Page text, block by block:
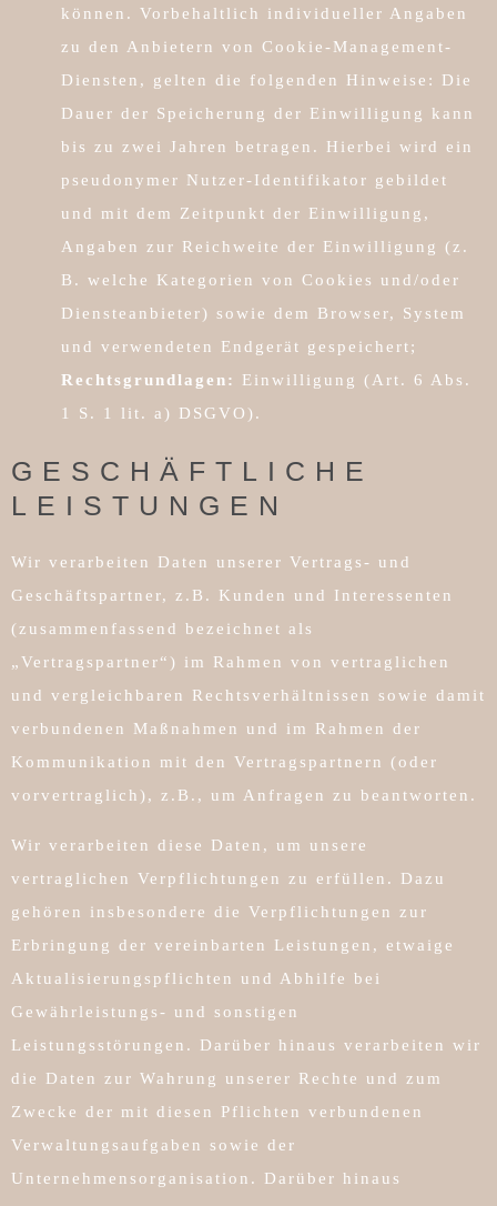
können. Vorbehaltlich individueller Angaben
zu den Anbietern von Cookie-Management-
Diensten, gelten die folgenden Hinweise: Die
Dauer der Speicherung der Einwilligung kann
bis zu zwei Jahren betragen. Hierbei wird ein
pseudonymer Nutzer-Identifikator gebildet
und mit dem Zeitpunkt der Einwilligung,
Angaben zur Reichweite der Einwilligung (z.
B. welche Kategorien von Cookies und/oder
Diensteanbieter) sowie dem Browser, System
und verwendeten Endgerät gespeichert;
Rechtsgrundlagen:
Einwilligung (Art. 6 Abs.
1 S. 1 lit. a) DSGVO).
GESCHÄFTLICHE
LEISTUNGEN
Wir verarbeiten Daten unserer Vertrags- und
Geschäftspartner, z.B. Kunden und Interessenten
(zusammenfassend bezeichnet als
„Vertragspartner“) im Rahmen von vertraglichen
und vergleichbaren Rechtsverhältnissen sowie damit
verbundenen Maßnahmen und im Rahmen der
Kommunikation mit den Vertragspartnern (oder
vorvertraglich), z.B., um Anfragen zu beantworten.
Wir verarbeiten diese Daten, um unsere
vertraglichen Verpflichtungen zu erfüllen. Dazu
gehören insbesondere die Verpflichtungen zur
Erbringung der vereinbarten Leistungen, etwaige
Aktualisierungspflichten und Abhilfe bei
Gewährleistungs- und sonstigen
Leistungsstörungen. Darüber hinaus verarbeiten wir
die Daten zur Wahrung unserer Rechte und zum
Zwecke der mit diesen Pflichten verbundenen
Verwaltungsaufgaben sowie der
Unternehmensorganisation. Darüber hinaus